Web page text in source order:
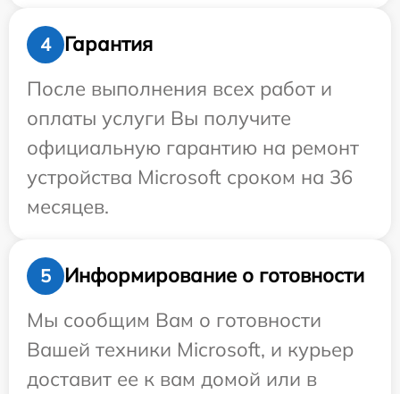
4
Гарантия
После выполнения всех работ и
оплаты услуги Вы получите
официальную гарантию на ремонт
устройства Microsoft сроком на 36
месяцев.
5
Информирование о готовности
Мы сообщим Вам о готовности
Вашей техники Microsoft, и курьер
доставит ее к вам домой или в